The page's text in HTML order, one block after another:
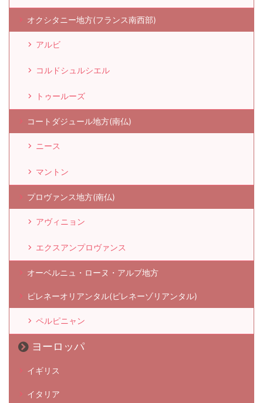
オクシタニー地方(フランス南西部)
アルビ
コルドシュルシエル
トゥールーズ
コートダジュール地方(南仏)
ニース
マントン
プロヴァンス地方(南仏)
アヴィニョン
エクスアンプロヴァンス
オーベルニュ・ローヌ・アルプ地方
ピレネーオリアンタル(ピレネーゾリアンタル)
ペルピニャン
ヨーロッパ
イギリス
イタリア